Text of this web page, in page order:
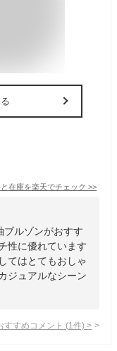
在庫を楽天でチェック >>
ブルゾンがおすす
性に優れています
てはとてもおしゃ
ジュアルなシーン
すすめコメント (1 件) >